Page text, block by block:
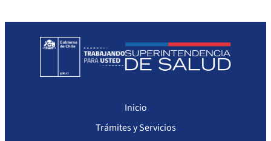
Otras Resoluciones
Sanciones aplicadas
Inicio
Trámites y Servicios